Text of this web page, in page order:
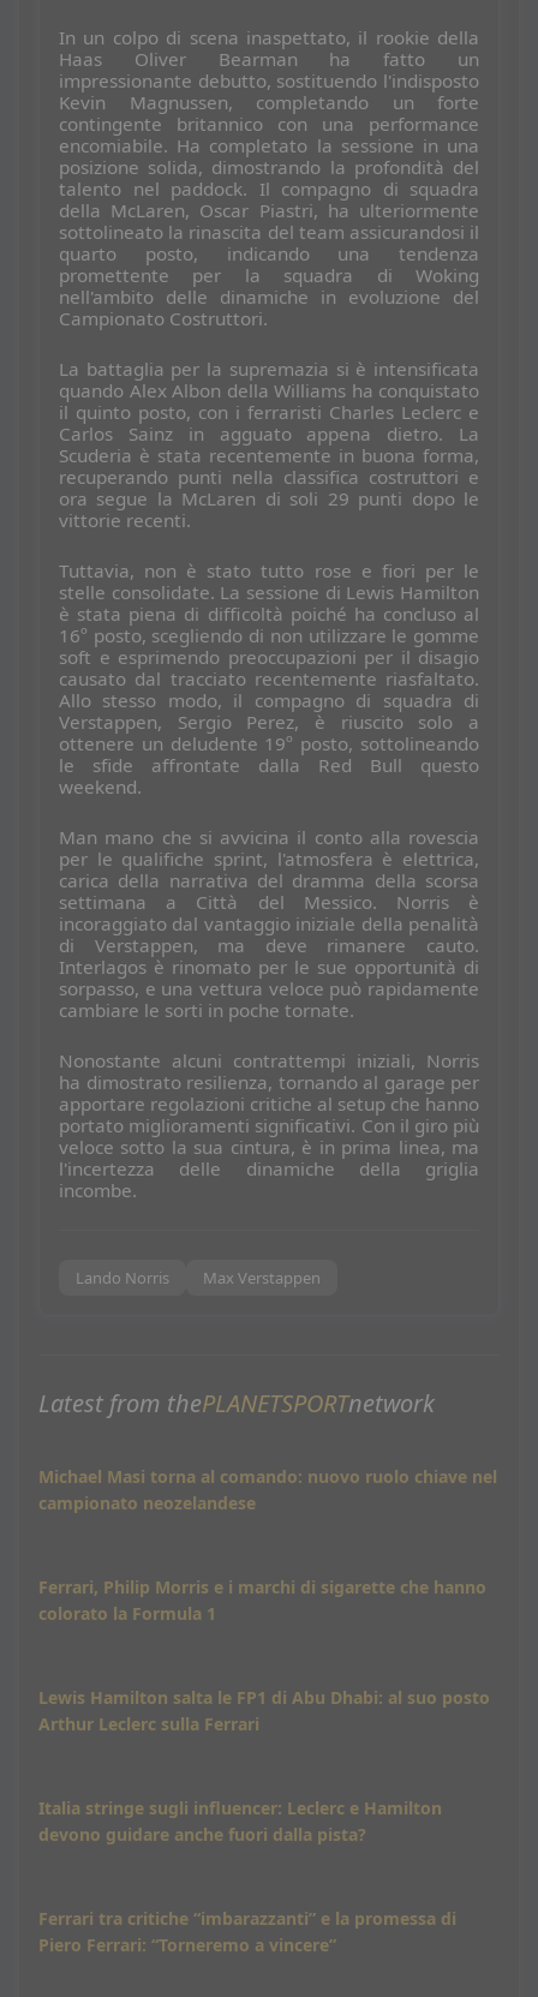
In un colpo di scena inaspettato, il rookie della
Haas Oliver Bearman ha fatto un
impressionante debutto, sostituendo l'indisposto
Kevin Magnussen, completando un forte
contingente britannico con una performance
encomiabile. Ha completato la sessione in una
posizione solida, dimostrando la profondità del
talento nel paddock. Il compagno di squadra
della McLaren, Oscar Piastri, ha ulteriormente
sottolineato la rinascita del team assicurandosi il
quarto posto, indicando una tendenza
promettente per la squadra di Woking
nell'ambito delle dinamiche in evoluzione del
Campionato Costruttori.
La battaglia per la supremazia si è intensificata
quando Alex Albon della Williams ha conquistato
il quinto posto, con i ferraristi Charles Leclerc e
Carlos Sainz in agguato appena dietro. La
Scuderia è stata recentemente in buona forma,
recuperando punti nella classifica costruttori e
ora segue la McLaren di soli 29 punti dopo le
vittorie recenti.
Tuttavia, non è stato tutto rose e fiori per le
stelle consolidate. La sessione di Lewis Hamilton
è stata piena di difficoltà poiché ha concluso al
16º posto, scegliendo di non utilizzare le gomme
soft e esprimendo preoccupazioni per il disagio
causato dal tracciato recentemente riasfaltato.
Allo stesso modo, il compagno di squadra di
Verstappen, Sergio Perez, è riuscito solo a
ottenere un deludente 19º posto, sottolineando
le sfide affrontate dalla Red Bull questo
weekend.
Man mano che si avvicina il conto alla rovescia
per le qualifiche sprint, l'atmosfera è elettrica,
carica della narrativa del dramma della scorsa
settimana a Città del Messico. Norris è
incoraggiato dal vantaggio iniziale della penalità
di Verstappen, ma deve rimanere cauto.
Interlagos è rinomato per le sue opportunità di
sorpasso, e una vettura veloce può rapidamente
cambiare le sorti in poche tornate.
Nonostante alcuni contrattempi iniziali, Norris
ha dimostrato resilienza, tornando al garage per
apportare regolazioni critiche al setup che hanno
portato miglioramenti significativi. Con il giro più
veloce sotto la sua cintura, è in prima linea, ma
l'incertezza delle dinamiche della griglia
incombe.
Lando Norris Max Verstappen
Latest from thePLANETSPORTnetwork
Michael Masi torna al comando: nuovo ruolo chiave nel
campionato neozelandese
Ferrari, Philip Morris e i marchi di sigarette che hanno
colorato la Formula 1
Lewis Hamilton salta le FP1 di Abu Dhabi: al suo posto
Arthur Leclerc sulla Ferrari
Italia stringe sugli influencer: Leclerc e Hamilton
devono guidare anche fuori dalla pista?
Ferrari tra critiche “imbarazzanti” e la promessa di
Piero Ferrari: “Torneremo a vincere”